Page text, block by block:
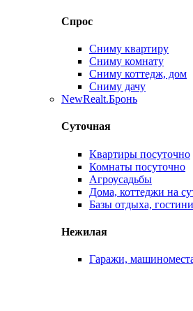
Спрос
Сниму квартиру
Сниму комнату
Сниму коттедж, дом
Сниму дачу
NewRealt.Бронь
Суточная
Квартиры посуточно
Комнаты посуточно
Агроусадьбы
Дома, коттеджи на
Базы отдыха,
Нежилая
Гаражи,